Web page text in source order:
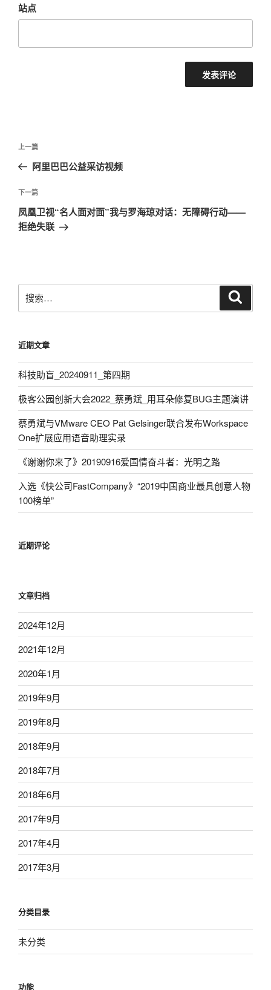
站点
文
导
航
上
一
文
章
上一篇
阿里巴巴公益采访视频
下
一
篇
下一篇
凤凰卫视“名人面对面”我与罗海琼对话：无障碍行动——
拒绝失联
搜
索：
近期文章
科技助盲_20240911_第四期
极客公园创新大会2022_蔡勇斌_用耳朵修复BUG主题演讲
蔡勇斌与VMware CEO Pat Gelsinger联合发布Workspace
One扩展应用语音助理实录
《谢谢你来了》20190916爱国情奋斗者：光明之路
入选《快公司FastCompany》“2019中国商业最具创意人物
100榜单”
近期评论
文章归档
2024年12月
2021年12月
2020年1月
2019年9月
2019年8月
2018年9月
2018年7月
2018年6月
2017年9月
2017年4月
2017年3月
分类目录
未分类
功能